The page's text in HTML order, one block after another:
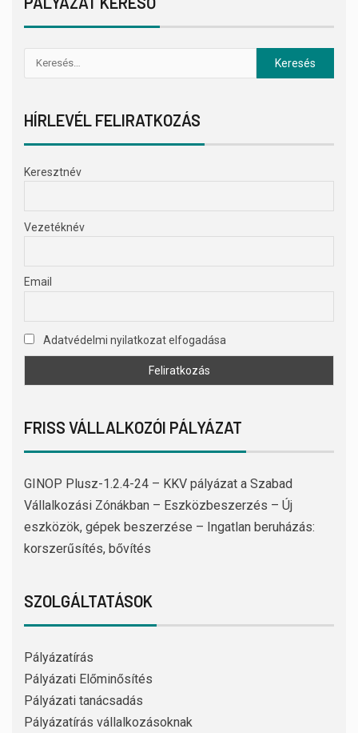
HÍRLEVÉL FELIRATKOZÁS
Keresztnév
Vezetéknév
Email
Adatvédelmi nyilatkozat elfogadása
FRISS VÁLLALKOZÓI PÁLYÁZAT
GINOP Plusz-1.2.4-24 – KKV pályázat a Szabad
Vállalkozási Zónákban – Eszközbeszerzés – Új
eszközök, gépek beszerzése – Ingatlan beruházás:
korszerűsítés, bővítés
SZOLGÁLTATÁSOK
Pályázatírás
Pályázati Előminősítés
Pályázati tanácsadás
Pályázatírás vállalkozásoknak